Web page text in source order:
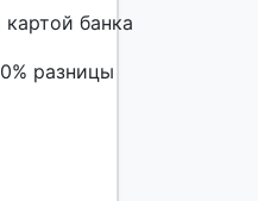
банка
разницы